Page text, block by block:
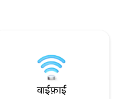
वाईफ़ाई